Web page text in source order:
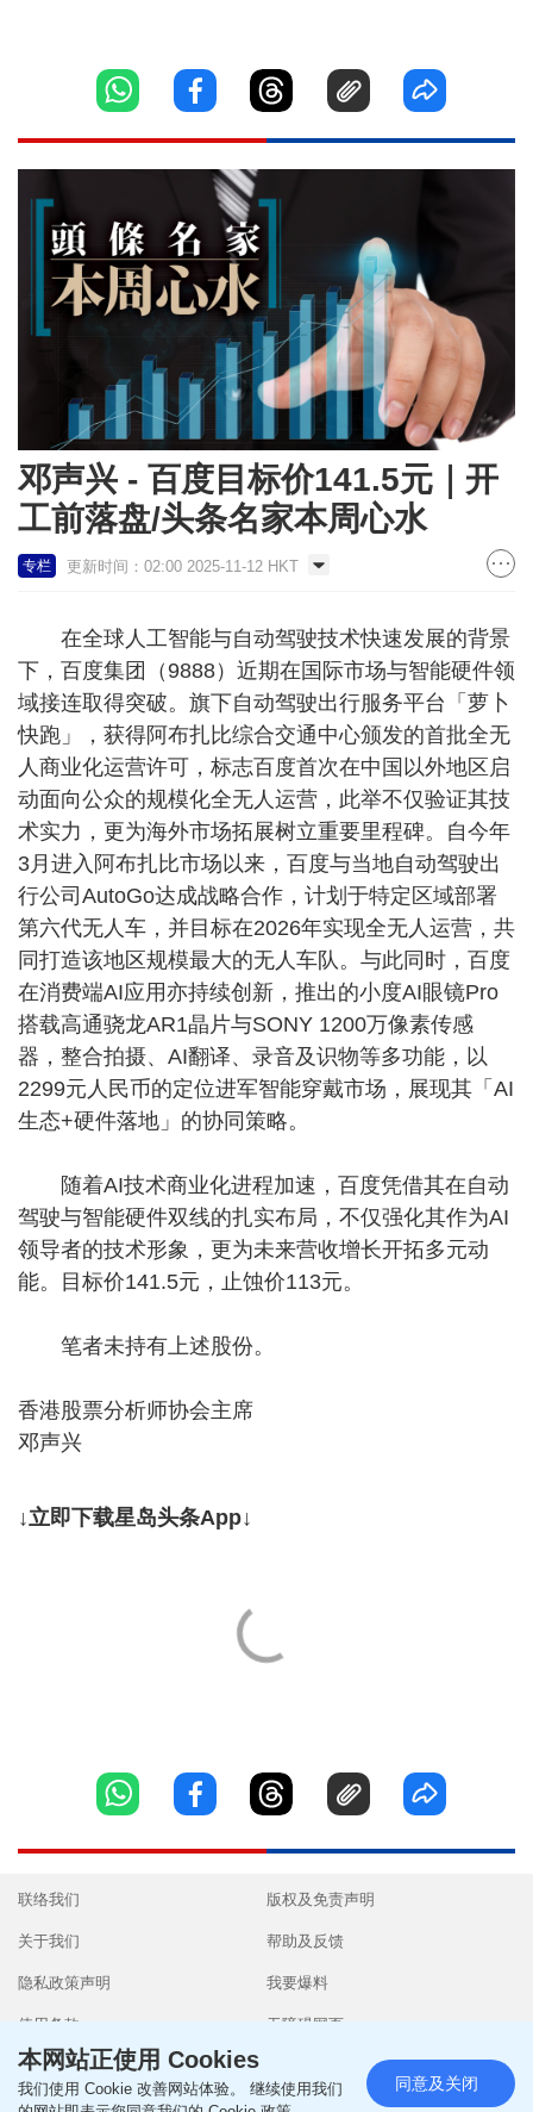
邓声兴 - 百度目标价141.5元｜开
工前落盘/头条名家本周心水
专栏 更新时间：02:00 2025-11-12 HKT
在全球人工智能与自动驾驶技术快速发展的背景
下，百度集团（9888）近期在国际市场与智能硬件领
域接连取得突破。旗下自动驾驶出行服务平台「萝卜
快跑」，获得阿布扎比综合交通中心颁发的首批全无
人商业化运营许可，标志百度首次在中国以外地区启
动面向公众的规模化全无人运营，此举不仅验证其技
术实力，更为海外市场拓展树立重要里程碑。自今年
3月进入阿布扎比市场以来，百度与当地自动驾驶出
行公司AutoGo达成战略合作，计划于特定区域部署
第六代无人车，并目标在2026年实现全无人运营，共
同打造该地区规模最大的无人车队。与此同时，百度
在消费端AI应用亦持续创新，推出的小度AI眼镜Pro
搭载高通骁龙AR1晶片与SONY 1200万像素传感
器，整合拍摄、AI翻译、录音及识物等多功能，以
2299元人民币的定位进军智能穿戴市场，展现其「AI
生态+硬件落地」的协同策略。
随着AI技术商业化进程加速，百度凭借其在自动
驾驶与智能硬件双线的扎实布局，不仅强化其作为AI
领导者的技术形象，更为未来营收增长开拓多元动
能。目标价141.5元，止蚀价113元。
笔者未持有上述股份。
香港股票分析师协会主席
邓声兴
↓立即下载星岛头条App↓
联络我们
关于我们
隐私政策声明
使用条款
版权及免责声明
帮助及反馈
我要爆料
无障碍网页
本网站正使用 Cookies
我们使用 Cookie 改善网站体验。 继续使用我们
同意及关闭